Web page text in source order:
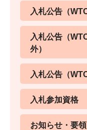
入札公告（
入札公告（
外）
入札公告（
入札参加資格
お知らせ・要